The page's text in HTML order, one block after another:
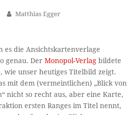
Matthias Egger
es die Ansichtskartenverlage
genau. DerMonopol-Verlag bildete
wie unser heutiges Titelbild zeigt.
mit dem (vermeintlichen) „Blick von
nicht so recht aus, aber eine Karte,
ersten Ranges im Titel nennt,